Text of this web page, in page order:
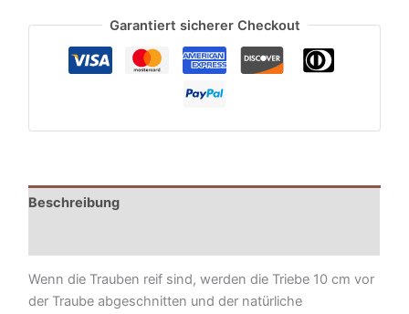
Garantiert sicherer Checkout
Beschreibung
Wenn die Trauben reif sind, werden die Triebe 10 cm vor
der Traube abgeschnitten und der natürliche